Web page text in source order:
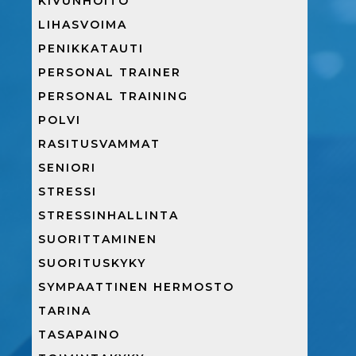
LIHASVOIMA
PENIKKATAUTI
PERSONAL TRAINER
PERSONAL TRAINING
POLVI
RASITUSVAMMAT
SENIORI
STRESSI
STRESSINHALLINTA
SUORITTAMINEN
SUORITUSKYKY
SYMPAATTINEN HERMOSTO
TARINA
TASAPAINO